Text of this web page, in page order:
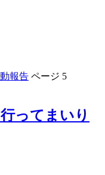
報告 ページ 5
ってまいり